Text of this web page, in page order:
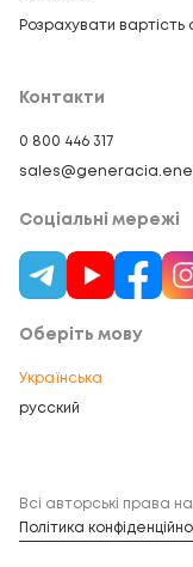
Розрахувати вартість
Контакти
0 800 446 317
Соціальні мережі
Оберіть мову
Українська
русский
Всі авторські права
Політика